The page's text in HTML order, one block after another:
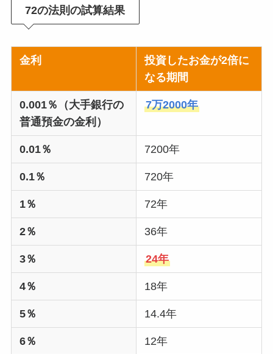
72の法則の試算結果
金利
投資したお金が2倍に
なる期間
0.001％（大手銀行の
普通預金の金利）
7万2000年
0.01％ 7200年
0.1％ 720年
1％ 72年
2％ 36年
3％ 24年
4％ 18年
5％ 14.4年
6％ 12年